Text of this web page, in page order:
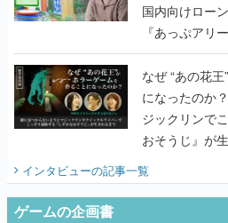
国内向けロー
『あっぷアリ
てみた
なぜ “あの花
になったのか？ 敵に見つからないようにマ
ジックリンで
おそうじ』が
インタビューの記事一覧
ゲームの企画書